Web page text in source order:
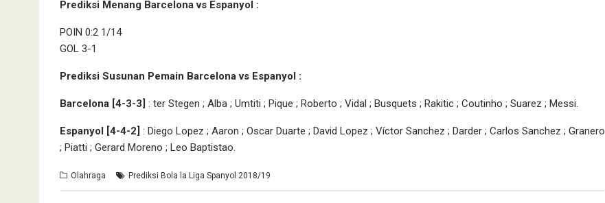
Prediksi Menang Barcelona vs Espanyol :
POIN 0:2 1/14
GOL 3-1
Prediksi Susunan Pemain Barcelona vs Espanyol :
Barcelona [4-3-3] : ter Stegen ; Alba ; Umtiti ; Pique ; Roberto ; Vidal ; Busquets ; Rakitic ; Coutinho ; Suarez ; Messi.
Espanyol [4-4-2] : Diego Lopez ; Aaron ; Oscar Duarte ; David Lopez ; Víctor Sanchez ; Darder ; Carlos Sanchez ; Granero
; Piatti ; Gerard Moreno ; Leo Baptistao.
Olahraga Prediksi Bola la Liga Spanyol 2018/19